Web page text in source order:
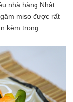
nhà hàng Nhật
miso được rất
kèm trong...